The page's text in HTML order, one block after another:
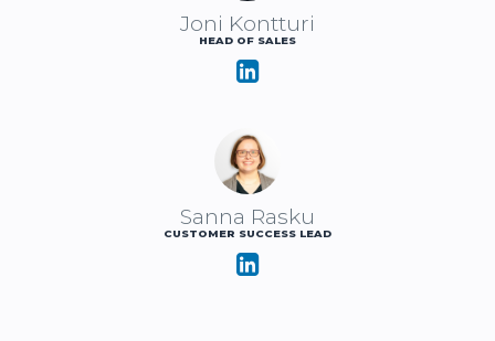
Joni Kontturi
HEAD OF SALES
Sanna Rasku
CUSTOMER SUCCESS LEAD